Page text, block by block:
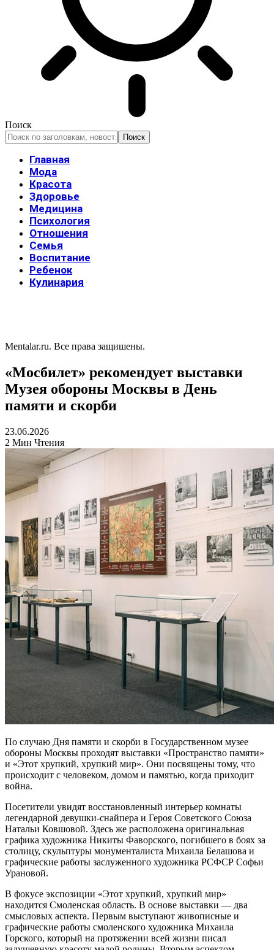
Поиск
Главная
Мода
Красота
Здоровье
Медицина
Психология
Отношения
Семья
Воспитание
Ребенок
Кулинария
Mentalar.ru. Все права защишены.
«Мосбилет» рекомендует выставки
Музея обороны Москвы в День
памяти и скорби
23.06.2026
2 Мин Чтения
По случаю Дня памяти и скорби в Государственном музее
обороны Москвы проходят выставки «Пространство памяти»
и «Этот хрупкий, хрупкий мир». Они посвящены тому, что
происходит с человеком, домом и памятью, когда приходит
война.
Посетители увидят восстановленный интерьер комнаты
легендарной девушки-снайпера и Героя Советского Союза
Натальи Ковшовой. Здесь же расположена оригинальная
графика художника Никиты Фаворского, погибшего в боях за
столицу, скульптуры монументалиста Михаила Белашова и
графические работы заслуженного художника РСФСР Софьи
Урановой.
В фокусе экспозиции «Этот хрупкий, хрупкий мир»
находится Смоленская область. В основе выставки — два
смысловых аспекта. Первым выступают живописные и
графические работы смоленского художника Михаила
Горского, который на протяжении всей жизни писал